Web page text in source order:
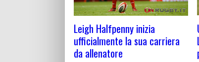
Leigh Halfpenny inizia
ufficialmente la sua carriera
da allenatore